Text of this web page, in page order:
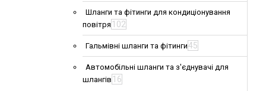
Шланги та фітинги для кондиціонування
повітря 102
Гальмівні шланги та фітинги45
Автомобільні шланги та з'єднувачі для
шлангів 16